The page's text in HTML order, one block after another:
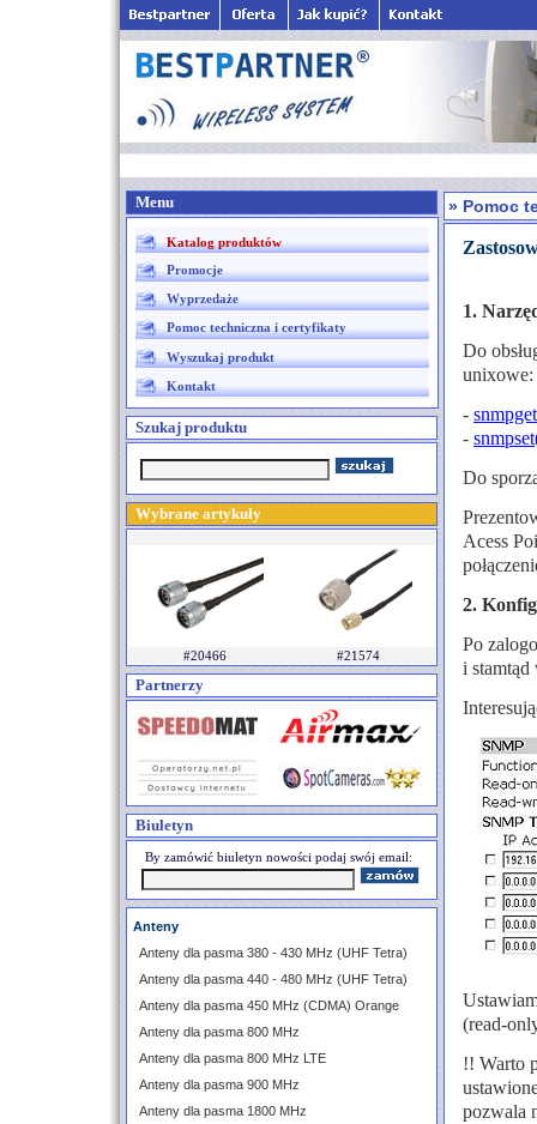
Menu
Katalog produktów
Promocje
Wyprzedaże
Pomoc techniczna i certyfikaty
Wyszukaj produkt
Kontakt
Szukaj produktu
Wybrane artykuły
#20466 #21574
Partnerzy
Biuletyn
By zamówić biuletyn nowości podaj swój email:
Anteny
Anteny dla pasma 380 - 430 MHz (UHF Tetra)
Anteny dla pasma 440 - 480 MHz (UHF Tetra)
Anteny dla pasma 450 MHz (CDMA) Orange
Anteny dla pasma 800 MHz
Anteny dla pasma 800 MHz LTE
Anteny dla pasma 900 MHz
Anteny dla pasma 1800 MHz
» Pomoc
1.
Do
unixowe:
-
-
Do
Acess
2.
Po
i
(read-
!! Warto
pozwala